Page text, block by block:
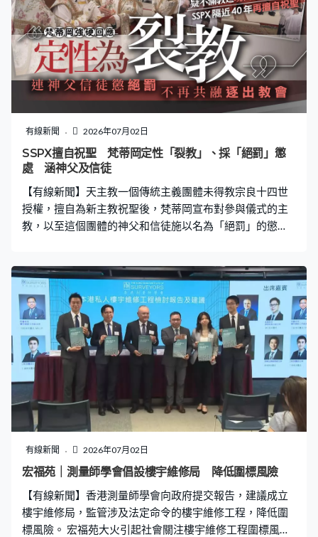
有線新聞 2026年07月02日
SSPX擅自祝聖 梵蒂岡定性「裂教」、採「絕罰」懲
處 涵神父及信徒
【有線新聞】天主教一個傳統主義團體未得教宗良十四世
授權，擅自為新主教祝聖後，梵蒂岡宣布對參與儀式的主
教，以至這個團體的神父和信徒施以名為「絕罰」的懲
舉行祝聖禮的翌日，他們在同一地方舉行彌撒，為四人祝
聖的兩名主教亦出席。梵蒂岡則將周三的祝聖禮定性為
「裂教」，宣布參與儀式的六名主教遭到「絕罰」，代表
他們不再與教廷共融。兄弟會的神職人員以及正式追隨兄
弟會的信徒，亦被視為受到「絕罰」的人；又提到兄弟會
的神職人員施行的告解及見證的婚姻均屬無效，勸籲所有
教友在與教會的共融中堅定不移，不參與兄弟會的禮儀和
活動。 反對教廷現代化改革的兄弟會在1988年亦曾擅自為
主教祝聖，教廷當時亦對相關的主教「絕罰」，但針對的
範圍並未如今次廣泛。教廷多年來嘗試與兄弟會透過對話
和解，但美聯社分析指出今次祝聖爭議，已構成良十四世
上任後的首個重大危機，梵蒂岡作出強硬回應，反映不再
願意忍讓，尤其兄弟會過去幾十年持續壯大，除了有700
多位神父外，在全球亦估計有60萬名信徒，對教廷構成威
脅。
有線新聞 2026年07月02日
宏福苑｜測量師學會倡設樓宇維修局 降低圍標風險
【有線新聞】香港測量師學會向政府提交報告，建議成立
樓宇維修局，監管涉及法定命令的樓宇維修工程，降低圍
標風險。 宏福苑大火引起社會關注樓宇維修工程圍標風